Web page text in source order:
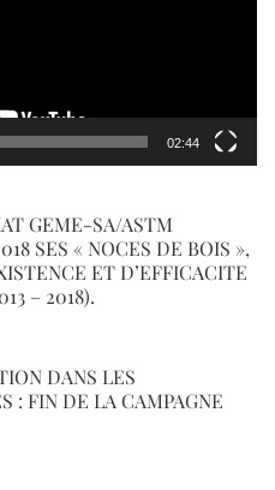
02:44
GEME-SA/ASTM
SES « NOCES DE BOIS »,
ET D’EFFICACITE
– 2018).
DANS LES
: FIN DE LA CAMPAGNE